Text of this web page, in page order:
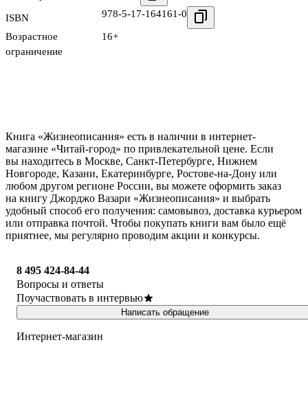
ISBN 978-5-17-164161-0
Возрастное
ограничение
16+
Книга «Жизнеописания» есть в наличии в интернет-
магазине «Читай-город» по привлекательной цене. Если
вы находитесь в Москве, Санкт-Петербурге, Нижнем
Новгороде, Казани, Екатеринбурге, Ростове-на-Дону или
любом другом регионе России, вы можете оформить заказ
на книгу Джорджо Вазари «Жизнеописания» и выбрать
удобный способ его получения: самовывоз, доставка курьером
или отправка почтой. Чтобы покупать книги вам было ещё
приятнее, мы регулярно проводим акции и конкурсы.
8 495 424-84-44
Вопросы и ответы
Поучаствовать в интервью
Написать обращение
Интернет-магазин